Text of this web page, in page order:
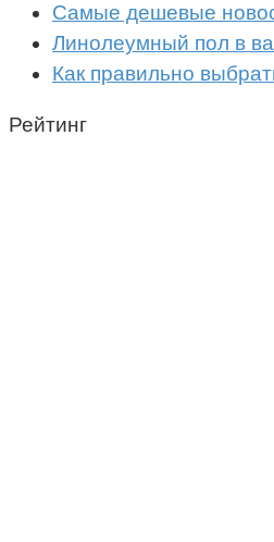
Самые дешевые
Линолеумный пол в
Как правильно
Рейтинг